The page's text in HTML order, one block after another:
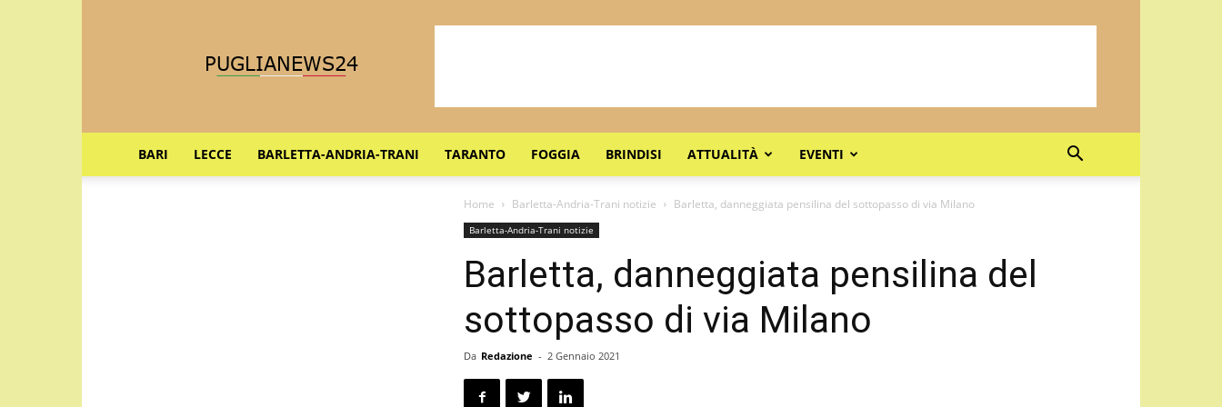
BARI LECCE BARLETTA-ANDRIA-TRANI TARANTO FOGGIA BRINDISI ATTUALITÀ EVENTI
Home Barletta-Andria-Trani notizie Barletta, danneggiata pensilina del sottopasso di via Milano
Barletta-Andria-Trani notizie
Barletta, danneggiata pensilina del
sottopasso di via Milano
Da Redazione - 2 Gennaio 2021